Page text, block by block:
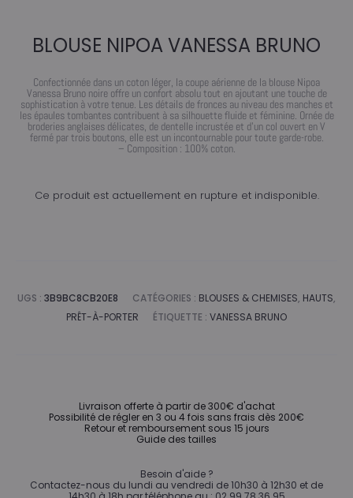
BLOUSE NIPOA VANESSA BRUNO
Confectionnée dans un coton léger, la coupe aérienne de la blouse Nipoa
Vanessa Bruno noire offre un confort absolu tout en ajoutant une touche de
sophistication à votre tenue. Les détails de fronces au niveau des manches et
les épaules tombantes contribuent à sa silhouette fluide et féminine. Ornée de
broderies anglaises délicates, de dentelle incrustée et d’un col ouvert en V
fermé par trois boutons, elle est un incontournable pour toute garde-robe.
– Composition : 100% coton.
Ce produit est actuellement en rupture et indisponible.
UGS : 3B9BC8CB20E8 CATÉGORIES : BLOUSES & CHEMISES, HAUTS,
PRÊT-À-PORTER
ÉTIQUETTE : VANESSA BRUNO
Livraison offerte à partir de 300€ d'achat
Possibilité de régler en 3 ou 4 fois sans frais dès 200€
Retour et remboursement sous 15 jours
Guide des tailles
Besoin d'aide ?
Contactez-nous du lundi au vendredi de 10h30 à 12h30 et de